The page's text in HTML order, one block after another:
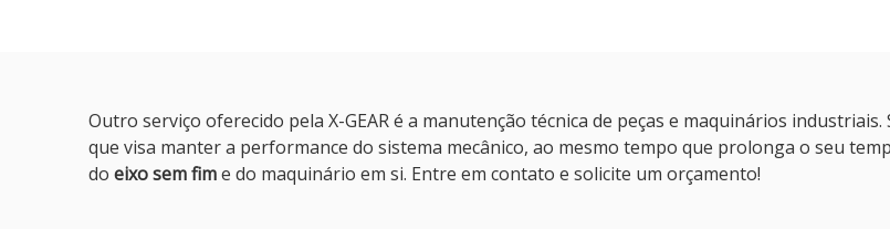
Outro serviço oferecido pela X-GEAR é a manutenção técnica de peças e maquinários
que visa manter a performance do sistema mecânico, ao mesmo tempo que prolonga o seu
do eixo sem fime do maquinário em si. Entre em contato e solicite um orçamento!